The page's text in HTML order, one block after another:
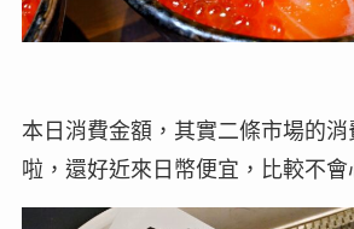
本日消費金額，其實二條市場的消
啦，還好近來日幣便宜，比較不會